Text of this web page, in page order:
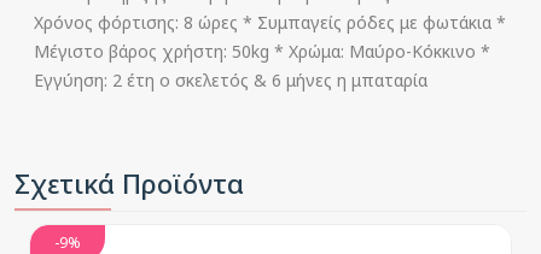
Χρόνος φόρτισης: 8 ώρες * Συμπαγείς ρόδες με φωτάκια *
Μέγιστο βάρος χρήστη: 50kg * Χρώμα: Μαύρο-Κόκκινο *
Εγγύηση: 2 έτη ο σκελετός & 6 μήνες η μπαταρία
Σχετικά Προϊόντα
-9%